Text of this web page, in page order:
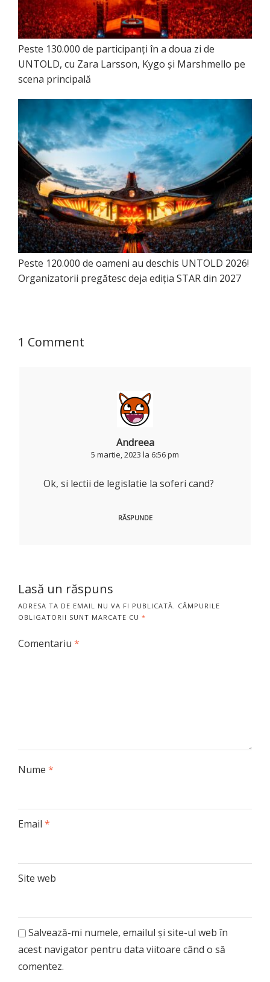
Peste 130.000 de participanți în a doua zi de
UNTOLD, cu Zara Larsson, Kygo și Marshmello pe
scena principală
Peste 120.000 de oameni au deschis UNTOLD 2026!
Organizatorii pregătesc deja ediția STAR din 2027
1 Comment
Andreea
5 martie, 2023 la 6:56 pm
Ok, si lectii de legislatie la soferi cand?
RĂSPUNDE
Lasă un răspuns
ADRESA TA DE EMAIL NU VA FI PUBLICATĂ.
CÂMPURILE
OBLIGATORII SUNT MARCATE CU *
Comentariu *
Nume *
Email *
Site web
Salvează-mi numele, emailul și site-ul web în
acest navigator pentru data viitoare când o să
comentez.